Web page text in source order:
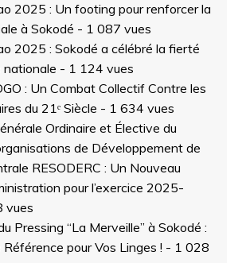
2025 : Un footing pour renforcer la
à Sokodé - 1 087 vues
2025 : Sokodé a célébré la fierté
nationale - 1 124 vues
: Un Combat Collectif Contre les
du 21ᵉ Siècle - 1 634 vues
Ordinaire et Élective du
de Développement de
RESODERC : Un Nouveau
pour l’exercice 2025-
vues
Pressing “La Merveille” à Sokodé :
pour Vos Linges ! - 1 028